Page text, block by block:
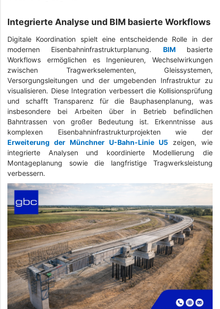
Integrierte Analyse und BIM basierte Workflows
Digitale Koordination spielt eine entscheidende Rolle in der
modernen Eisenbahninfrastrukturplanung. BIM basierte
Workflows ermöglichen es Ingenieuren, Wechselwirkungen
zwischen Tragwerkselementen, Gleissystemen,
Versorgungsleitungen und der umgebenden Infrastruktur zu
visualisieren. Diese Integration verbessert die Kollisionsprüfung
und schafft Transparenz für die Bauphasenplanung, was
insbesondere bei Arbeiten über in Betrieb befindlichen
Bahntrassen von großer Bedeutung ist. Erkenntnisse aus
komplexen Eisenbahninfrastrukturprojekten wie der
Erweiterung der Münchner U-Bahn-Linie U5 zeigen, wie
integrierte Analysen und koordinierte Modellierung die
Montageplanung sowie die langfristige Tragwerksleistung
verbessern.